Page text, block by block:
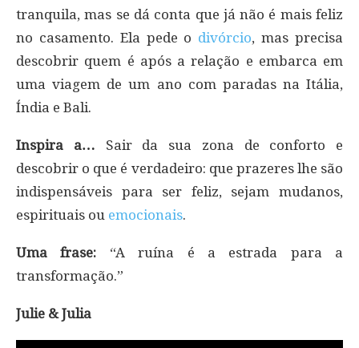
tranquila, mas se dá conta que já não é mais feliz
no casamento. Ela pede o divórcio, mas precisa
descobrir quem é após a relação e embarca em
uma viagem de um ano com paradas na Itália,
Índia e Bali.
Inspira a… Sair da sua zona de conforto e
descobrir o que é verdadeiro: que prazeres lhe são
indispensáveis para ser feliz, sejam mudanos,
espirituais ou emocionais.
Uma frase: “A ruína é a estrada para a
transformação.”
Julie & Julia